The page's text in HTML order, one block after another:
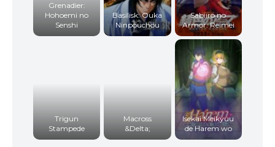
Grenadier:
Hohoemi no
Senshi
Basilisk: Ouka
Ninpouchou
Sabiiro no
Armor: Reimei
Trigun
Stampede
Macross
&Delta;
Isekai Meikyuu
de Harem wo